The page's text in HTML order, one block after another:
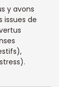
y avons
issues de